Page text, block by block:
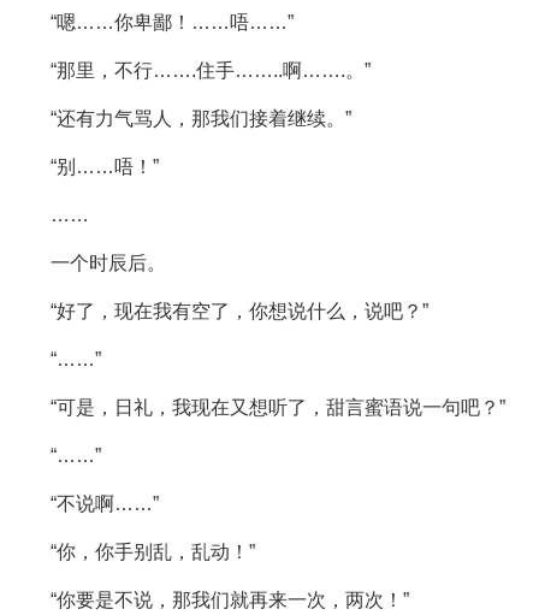
“嗯……你卑鄙！……唔……”
“那里，不行…….住手……..啊…….。”
“还有力气骂人，那我们接着继续。”
“别……唔！”
……
一个时辰后。
“好了，现在我有空了，你想说什么，说吧？”
“……”
“可是，日礼，我现在又想听了，甜言蜜语说一句吧？”
“……”
“不说啊……”
“你，你手别乱，乱动！”
“你要是不说，那我们就再来一次，两次！”